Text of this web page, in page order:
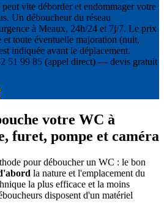
vite déborder et endommager votre
Un déboucheur du réseau
à Meaux, 24h/24 et 7j/7. Le prix
et toute éventuelle majoration (nuit,
indiquée avant le déplacement.
51 99 85 (appel direct) — devis gratuit
votre WC à
furet, pompe et caméra
pour déboucher un WC : le bon
la nature et l'emplacement du
la plus efficace et la moins
disposent d'un matériel